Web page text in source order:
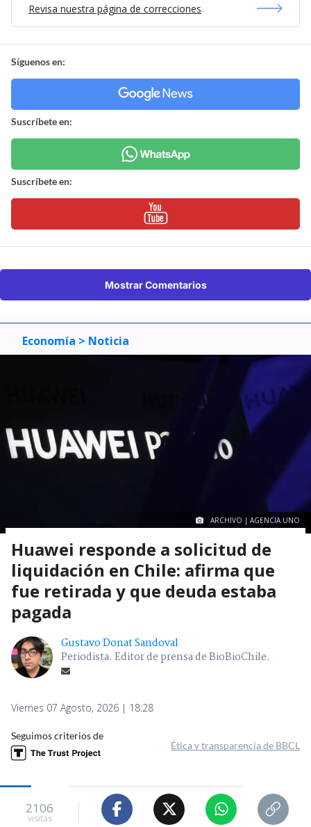
Revisa nuestra página de correcciones
Síguenos en:
Suscríbete en:
Suscríbete en:
Mostrar Comentarios
Economía > Noticia
ARCHIVO | AGENCIA UNO
Huawei responde a solicitud de
liquidación en Chile: afirma que
fue retirada y que deuda estaba
pagada
Gustavo Donat Sandoval
Periodista. Editor de prensa de BioBioChile.
Viernes 07 Agosto, 2026 | 18:28
Seguimos criterios de
Ética y transparencia de BBCL
2106
visitas